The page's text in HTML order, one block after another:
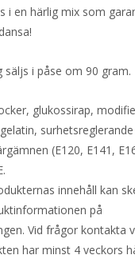
i en härlig mix som
säljs i påse om 90 gram.
glukossirap,
surhetsreglerande
(E120, E141,
innehåll kan
på
Vid frågor kontakta
har minst 4 veckors